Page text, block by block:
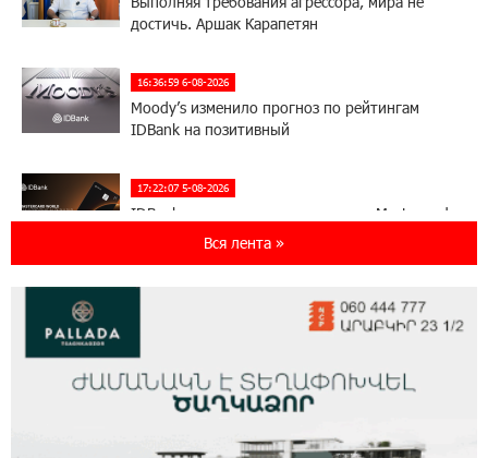
достичь. Аршак Карапетян
16:36:59 6-08-2026
Moody’s изменило прогноз по рейтингам
IDBank на позитивный
17:22:07 5-08-2026
IDBank представляет новую карту Mastercard
World с преимуществами для путешествий и
мониторинг дикой природы в Гнишике с
помощью солнечной энергии
Вся лента »